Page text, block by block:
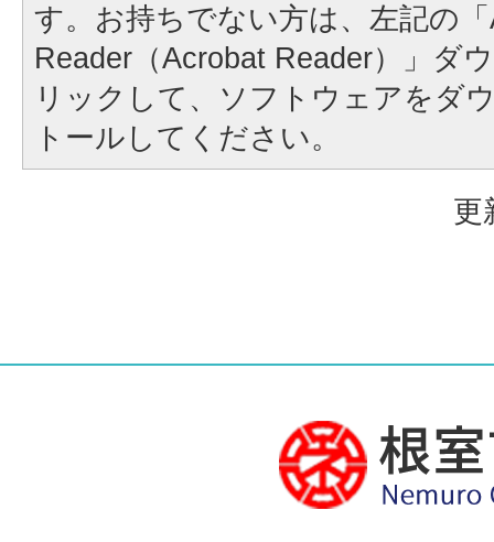
す。お持ちでない方は、左記の
Reader（Acrobat Reader）」ダ
リックして、ソフトウェアをダ
トールしてください。
更